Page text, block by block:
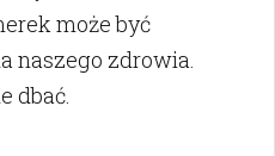
może być
naszego zdrowia.
dbać.